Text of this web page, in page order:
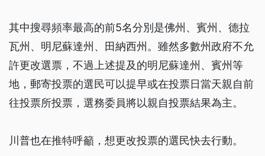
其中搜尋頻率最高的前5名分別是佛州、賓州、德拉
瓦州、明尼蘇達州、田納西州。雖然多數州政府不允
許更改選票，不過上述提及的明尼蘇達州、賓州等
地，郵寄投票的選民可以提早或在投票日當天親自前
往投票所投票，選務委員將以親自投票結果為主。
川普也在推特呼籲，想更改投票的選民快去行動。